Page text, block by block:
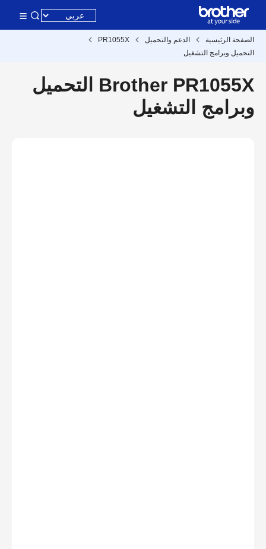
الصفحة الرئيسية الدعم والتحميل
PR1055X
التحميل وبرامج التشغيل
Brother PR1055X التحميل
وبرامج التشغيل